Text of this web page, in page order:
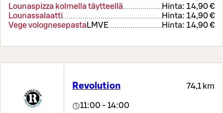
Lounaspizza kolmella täytteellä
Hinta: 14,90 €
Lounassalaatti
Hinta: 14,90 €
Vege volognesepasta LMVE Hinta: 14,90 €
Revolution 74,1 km
11:00 - 14:00